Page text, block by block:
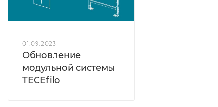
01.09.2023
Обновление
модульной системы
TECEfilo